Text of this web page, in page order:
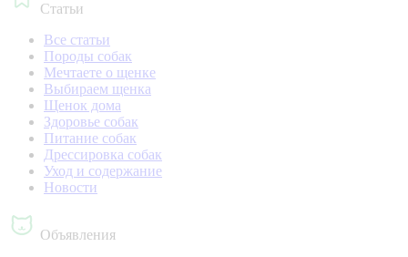
Статьи
Все статьи
Породы собак
Мечтаете о щенке
Выбираем щенка
Щенок дома
Здоровье собак
Питание собак
Дрессировка собак
Уход и содержание
Новости
Объявления